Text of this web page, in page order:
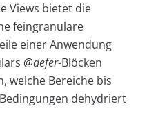
Views bietet die
feingranulare
einer Anwendung
@defer-Blöcken
welche Bereiche bis
dehydriert